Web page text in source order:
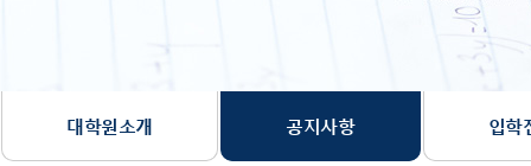
원
대
학
대학원소개 공지사항 입학